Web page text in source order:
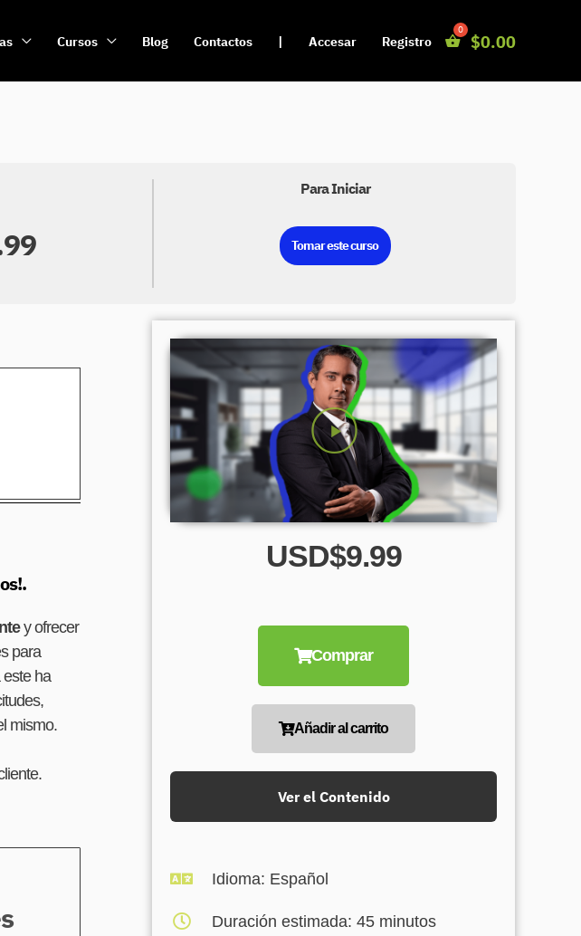
Cursos Blog Contactos | Accesar Registro $0.00
Para Iniciar
Tomar este curso
y ofrecer
para
este ha
mismo.
USD$9.99
Comprar
Añadir al carrito
Ver el Contenido
Idioma: Español​
Duración estimada: 45 minutos​